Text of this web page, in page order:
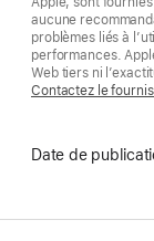
aucune
problèmes liés à
performances.
Web tiers ni
Contactez le
Date de